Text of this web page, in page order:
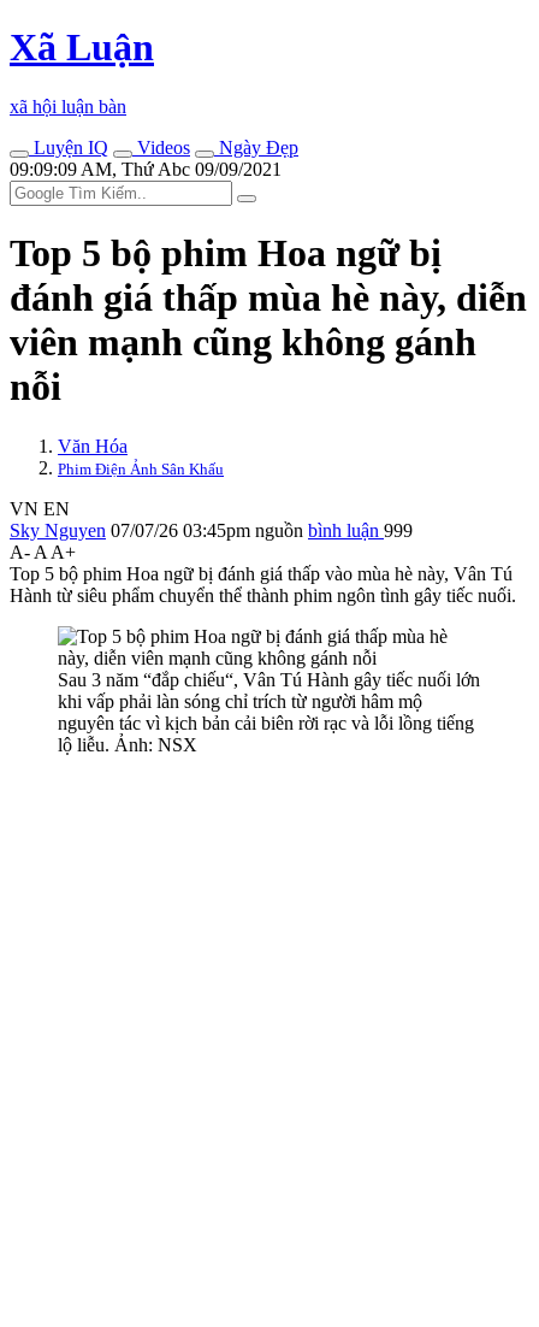
Xã Luận
xã hội luận bàn
Luyện IQ
Videos
Ngày Đẹp
09:09:09 AM, Thứ Abc 09/09/2021
Top 5 bộ phim Hoa ngữ bị
đánh giá thấp mùa hè này, diễn
viên mạnh cũng không gánh
nỗi
Văn Hóa
Phim Điện Ảnh Sân Khấu
VN EN
Sky Nguyen 07/07/26 03:45pm nguồn bình luận 999
A- A A+
Top 5 bộ phim Hoa ngữ bị đánh giá thấp vào mùa hè này, Vân Tú
Hành từ siêu phẩm chuyển thể thành phim ngôn tình gây tiếc nuối.
Sau 3 năm “đắp chiếu“, Vân Tú Hành gây tiếc nuối lớn
khi vấp phải làn sóng chỉ trích từ người hâm mộ
nguyên tác vì kịch bản cải biên rời rạc và lỗi lồng tiếng
lộ liễu. Ảnh: NSX